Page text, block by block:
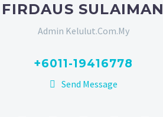
FIRDAUS SULAIMAN
Admin Kelulut.Com.My
+6011-19416778
Send Message